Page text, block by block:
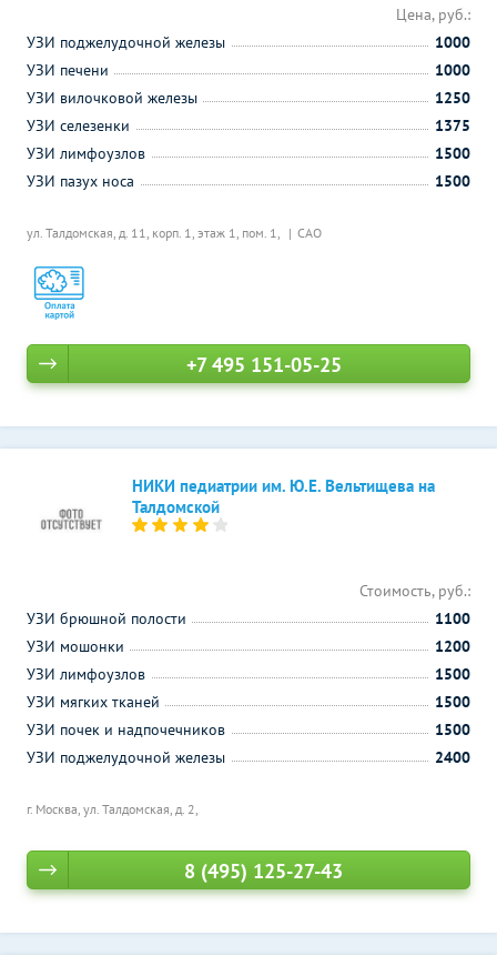
ул. Талдомская, д. 11, корп. 1, этаж 1, пом. 1, САО
Цена, руб.:
УЗИ поджелудочной железы
1000
УЗИ печени
1000
УЗИ вилочковой железы
1250
УЗИ селезенки
1375
УЗИ лимфоузлов
1500
УЗИ пазух носа
1500
+7 495 151-05-25
НИКИ педиатрии им. Ю.Е. Вельтищева на
Талдомской
г. Москва, ул. Талдомская, д. 2,
Стоимость, руб.:
УЗИ брюшной полости
1100
УЗИ мошонки
1200
УЗИ лимфоузлов
1500
УЗИ мягких тканей
1500
УЗИ почек и надпочечников
1500
УЗИ поджелудочной железы
2400
8 (495) 125-27-43